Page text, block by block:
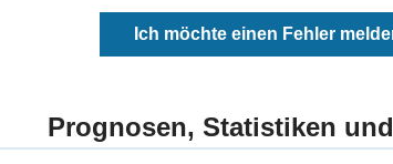
Ich möchte einen Fehler
Prognosen, Statistiken